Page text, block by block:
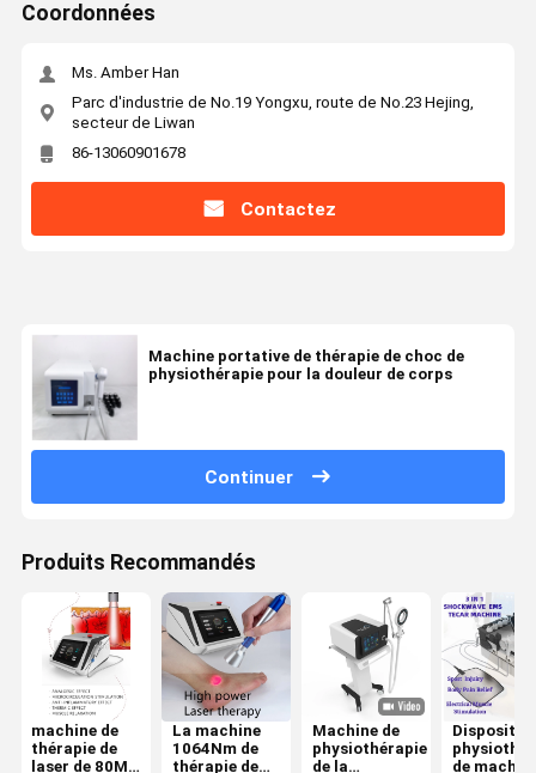
Coordonnées
Ms. Amber Han
Parc d'industrie de No.19 Yongxu, route de No.23 Hejing,
secteur de Liwan
86-13060901678
Contactez
Machine portative de thérapie de choc de
physiothérapie pour la douleur de corps
Continuer
Produits Recommandés
machine de
thérapie de
laser de 80Ms
La machine
1064Nm de
thérapie de
Machine de
physiothérapie
de la
Dispositif
de